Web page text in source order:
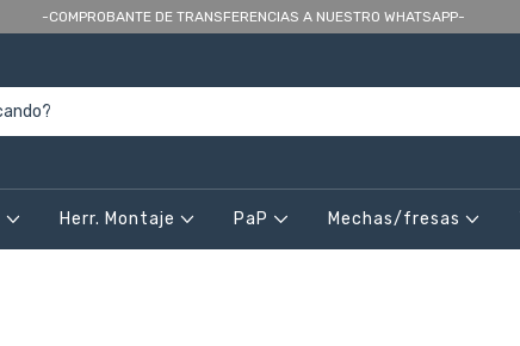
-COMPROBANTE DE TRANSFERENCIAS A NUESTRO WHATSAPP-
Herr. Montaje PaP Mechas/fresas